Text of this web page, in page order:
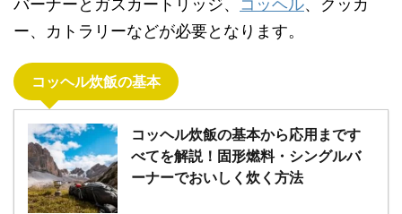
バーナーとガスカートリッジ、 コッヘル、クッカ
ー、カトラリーなどが必要となります。
コッヘル炊飯の基本
コッヘル炊飯の基本から応用まです
べてを解説！固形燃料・シングルバ
ーナーでおいしく炊く方法